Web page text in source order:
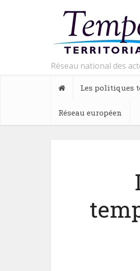
Réseau national des
Les politiques
Réseau européen